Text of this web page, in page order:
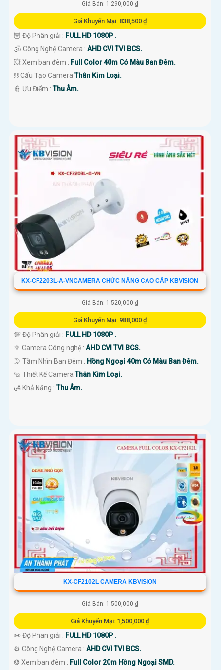
Giá Bán: 1,290,000 ₫
Giá Khuyến Mại: 838,500 ₫
🦉 Độ Phân giải : FULL HD 1080P .
🕉️ Công Nghệ Camera : AHD CVI TVI BCS.
💥 Xem ban đêm : Full Color 40m Có Màu Ban Đêm.
⛓ Cấu Tạo CameraThân Kim Loại.
️👮 Ưu Điểm :Thu Âm.
KX-CF2203L-A-VNCAMERA CHỨC NĂNG CAO CẤP KBVISION
Giá Bán: 1,520,000 ₫
Giá Khuyến Mại: 988,000 ₫
💯 Độ Phân giải : FULL HD 1080P .
⚛️ Camera Công nghệ : AHD CVI TVI BCS.
🌛 Tầm Nhìn Ban Đêm : Hồng Ngoại 40m Có Màu Ban Đêm.
🔩 Thiết Kế CameraThân Kim Loại.
️🛃 Khả Năng :Thu Âm.
KX-CF2102L CAMERA KBVISION
Giá Bán: 1,500,000 ₫
Giá Khuyến Mại: 1,500,000 ₫
👀 Độ Phân giải : FULL HD 1080P .
⚙ Công Nghệ Camera : AHD CVI TVI BCS.
❂ Xem ban đêm : Full Color 20m Hồng Ngoại SMD.